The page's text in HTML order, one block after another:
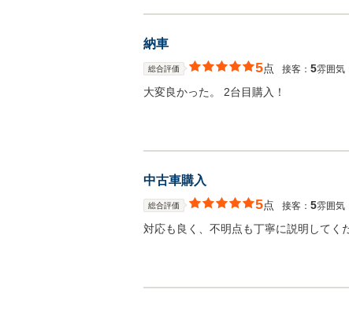
納車
総合評価 5点 接客： 5雰囲気
大変良かった。 2台目購入！
中古車購入
総合評価 5点 接客： 5雰囲気
対応も良く、不明点も丁寧に説明してく